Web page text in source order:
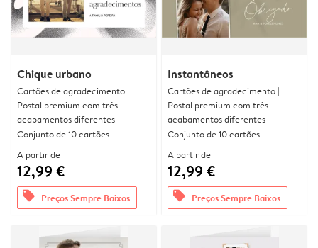
Chique urbano
Cartões de agradecimento |
Postal premium com três
acabamentos diferentes
Conjunto de 10 cartões
A partir de
12,99 €
offers Preços Sempre Baixos
Instantâneos
Cartões de agradecimento |
Postal premium com três
acabamentos diferentes
Conjunto de 10 cartões
A partir de
12,99 €
offers Preços Sempre Baixos